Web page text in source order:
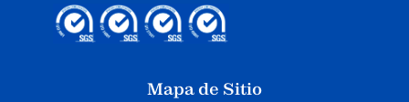
Mapa de Sitio